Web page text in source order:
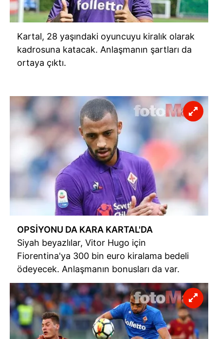
Kartal, 28 yaşındaki oyuncuyu kiralık olarak
kadrosuna katacak. Anlaşmanın şartları da
ortaya çıktı.
OPSİYONU DA KARA KARTAL'DA
Siyah beyazlılar, Vitor Hugo için
Fiorentina'ya 300 bin euro kiralama bedeli
ödeyecek. Anlaşmanın bonusları da var.